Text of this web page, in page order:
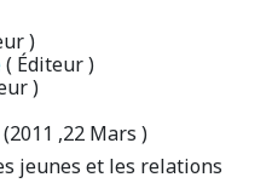
)
( Éditeur )
)
,22 Mars )
jeunes et les relations